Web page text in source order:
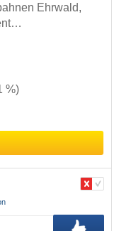
Ehrwald,
%)